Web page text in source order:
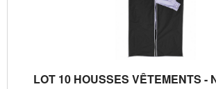
LOT 10 HOUSSES VÊTEMENTS -